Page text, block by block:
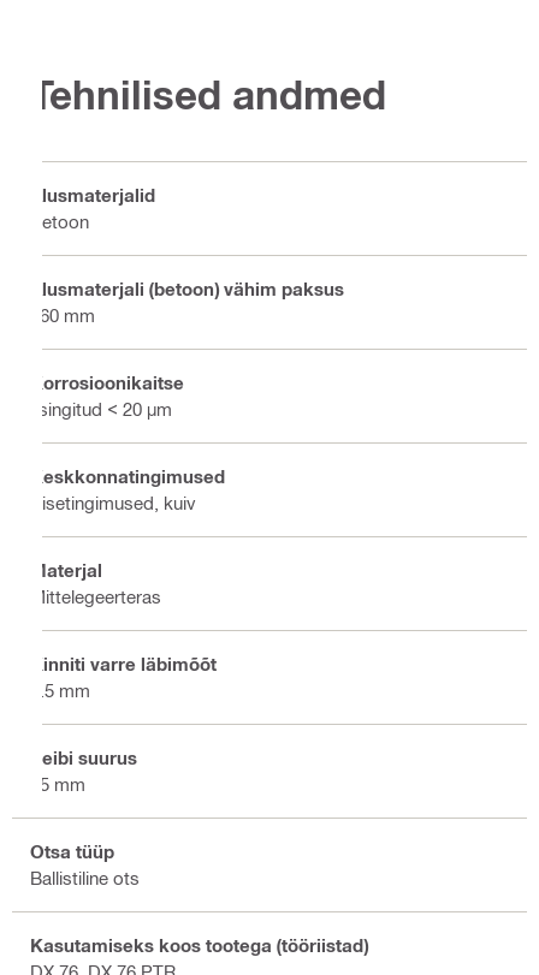
Tehnilised andmed
Alusmaterjalid
Betoon
Alusmaterjali (betoon) vähim paksus
160 mm
Korrosioonikaitse
Tsingitud < 20 µm
Keskkonnatingimused
Sisetingimused, kuiv
Materjal
Mittelegeerteras
Kinniti varre läbimõõt
4.5 mm
Seibi suurus
15 mm
Otsa tüüp
Ballistiline ots
Kasutamiseks koos tootega (tööriistad)